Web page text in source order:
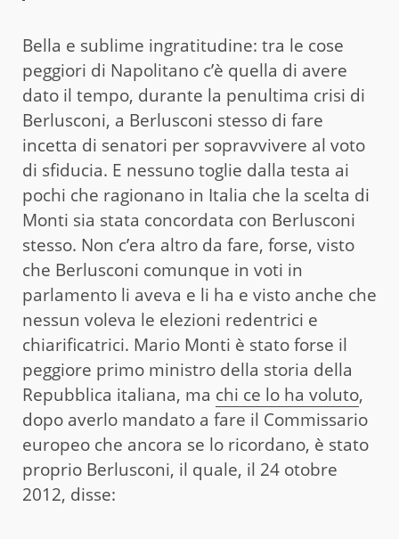
Bella e sublime ingratitudine: tra le cose
peggiori di Napolitano c’è quella di avere
dato il tempo, durante la penultima crisi di
Berlusconi, a Berlusconi stesso di fare
incetta di senatori per sopravvivere al voto
di sfiducia. E nessuno toglie dalla testa ai
pochi che ragionano in Italia che la scelta di
Monti sia stata concordata con Berlusconi
stesso. Non c’era altro da fare, forse, visto
che Berlusconi comunque in voti in
parlamento li aveva e li ha e visto anche che
nessun voleva le elezioni redentrici e
chiarificatrici. Mario Monti è stato forse il
peggiore primo ministro della storia della
Repubblica italiana, ma chi ce lo ha voluto,
dopo averlo mandato a fare il Commissario
europeo che ancora se lo ricordano, è stato
proprio Berlusconi, il quale, il 24 otobre
2012, disse: